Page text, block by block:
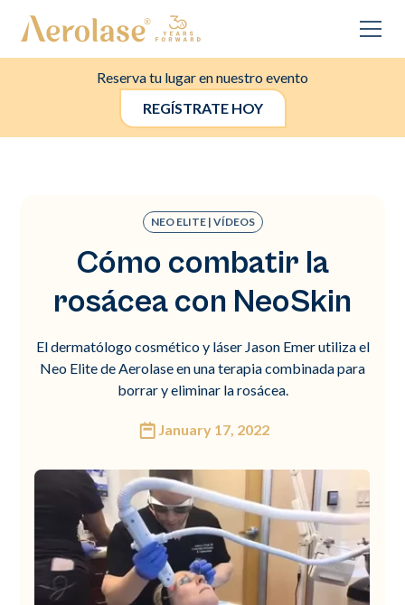
Reserva tu lugar en nuestro evento
REGÍSTRATE HOY
NEO ELITE | VÍDEOS
Cómo combatir la
rosácea con NeoSkin
El dermatólogo cosmético y láser Jason Emer utiliza el
Neo Elite de Aerolase en una terapia combinada para
borrar y eliminar la rosácea.
January 17, 2022